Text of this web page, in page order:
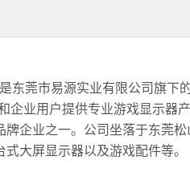
东莞市易源实业有限公司旗下
企业用户提供专业游戏显示器
企业之一。公司坐落于东莞
大屏显示器以及游戏配件等。